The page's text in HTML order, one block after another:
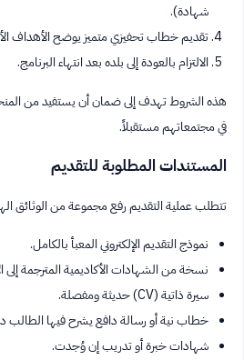
شهادة).
تقديم خطاب تحفيزي متميز يوضح الأهداف
الالتزام بالعودة إلى بلده بعد انتهاء البرنامج.
هذه الشروط تهدف إلى ضمان أن يستفيد من المنحة
في مجتمعاتهم مستقبلاً.
المستندات المطلوبة للتقديم
تتطلب عملية التقديم رفع مجموعة من الوثائق
نموذج التقديم الإلكتروني المعبأ بالكامل.
نسخة من الشهادات الأكاديمية المترجمة إلى
سيرة ذاتية (CV) حديثة ومفصلة.
خطاب نية أو رسالة دافع يشرح فيها الطالب
شهادات خبرة أو تدريب إن وُجدت.